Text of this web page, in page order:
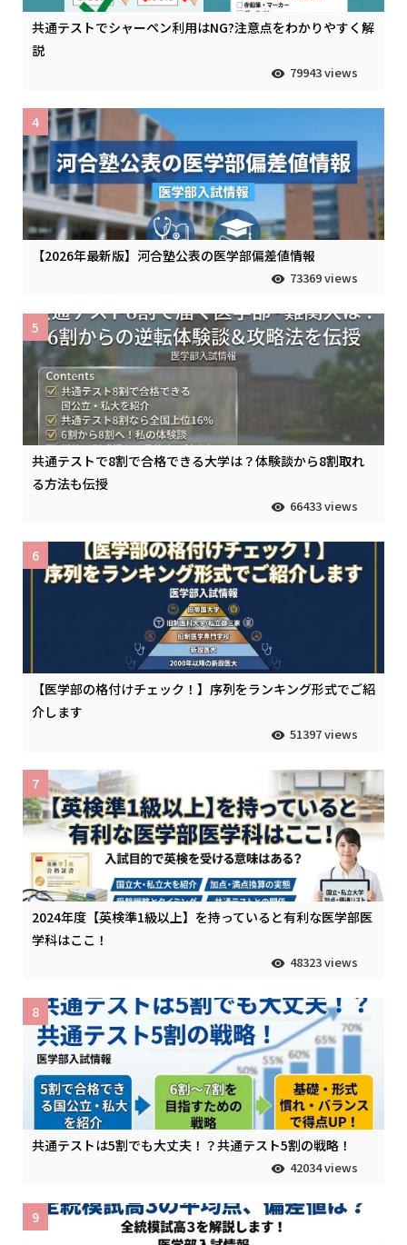
共通テストでシャーペン利用はNG?注意点をわかりやすく解
説
79943 views
【2026年最新版】河合塾公表の医学部偏差値情報
73369 views
4
共通テストで8割で合格できる大学は？体験談から8割取れ
る方法も伝授
66433 views
5
【医学部の格付けチェック！】序列をランキング形式でご紹
介します
51397 views
6
2024年度【英検準1級以上】を持っていると有利な医学部医
学科はここ！
48323 views
7
共通テストは5割でも大丈夫！？共通テスト5割の戦略！
42034 views
8
9